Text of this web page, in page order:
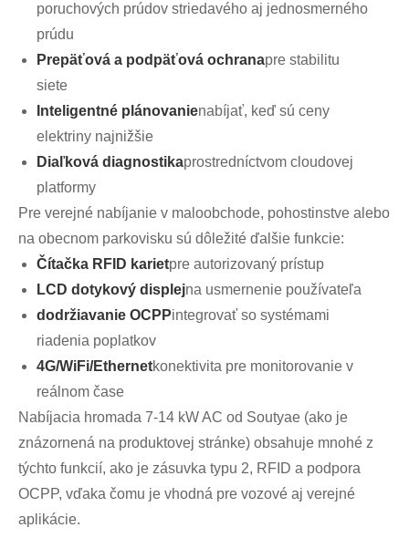
poruchových prúdov striedavého aj jednosmerného
prúdu
Prepäťová a podpäťová ochranapre stabilitu
siete
Inteligentné plánovanienabíjať, keď sú ceny
elektriny najnižšie
Diaľková diagnostikaprostredníctvom cloudovej
platformy
Pre verejné nabíjanie v maloobchode, pohostinstve alebo
na obecnom parkovisku sú dôležité ďalšie funkcie:
Čítačka RFID karietpre autorizovaný prístup
LCD dotykový displejna usmernenie používateľa
dodržiavanie OCPPintegrovať so systémami
riadenia poplatkov
4G/WiFi/Ethernetkonektivita pre monitorovanie v
reálnom čase
Nabíjacia hromada 7-14 kW AC od Soutyae (ako je
znázornená na produktovej stránke) obsahuje mnohé z
týchto funkcií, ako je zásuvka typu 2, RFID a podpora
OCPP, vďaka čomu je vhodná pre vozové aj verejné
aplikácie.